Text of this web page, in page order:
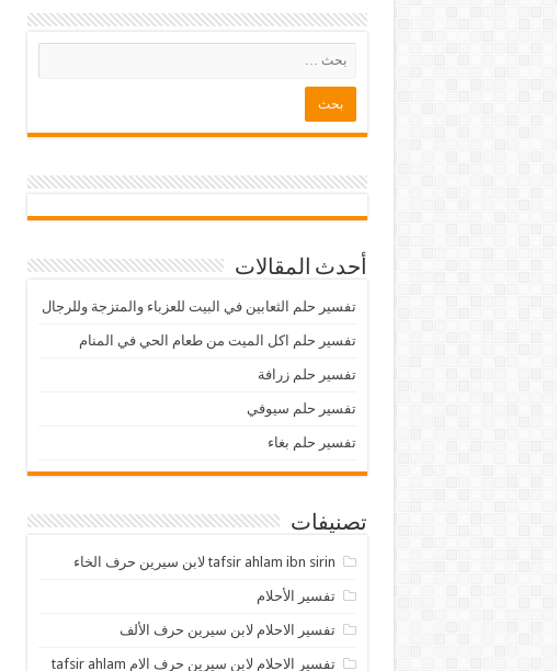
أحدث المقالات
تفسير حلم الثعابين في البيت للعزباء والمتزجة وللرجال
تفسير حلم اكل الميت من طعام الحي في المنام
تفسير حلم زرافة
تفسير حلم سيوفي
تفسير حلم بغاء
تصنيفات
tafsir ahlam ibn sirin لابن سيرين حرف الخاء
تفسير الأحلام
تفسير الاحلام لابن سيرين حرف الألف
تفسير الاحلام لابن سيرين حرف الام tafsir ahlam